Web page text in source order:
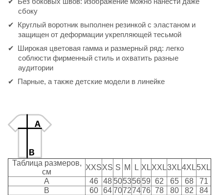
сбоку
Круглый воротник выполнен резинкой с эластаном и
защищен от деформации укрепляющей тесьмой
Широкая цветовая гамма и размерный ряд: легко
соблюсти фирменный стиль и охватить разные
аудитории
Парные, а также детские модели в линейке
Таблица размеров,
см
XXSXS S M L XLXXL3XL4XL5XL
A
46 48 50535659 62 65 68
71
B
60 6470727476 78 80 82
84